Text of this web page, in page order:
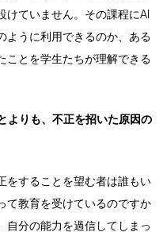
けていません。その課程にAI
ように利用できるのか、ある
ことを学生たちが理解できる
よりも、不正を招いた原因の
をすることを望む者は誰もい
て教育を受けているのですか
自分の能力を過信してしまっ